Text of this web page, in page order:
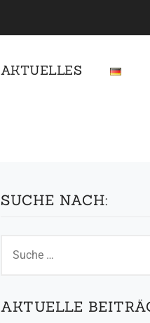
AKTUELLES
SUCHE NACH:
AKTUELLE